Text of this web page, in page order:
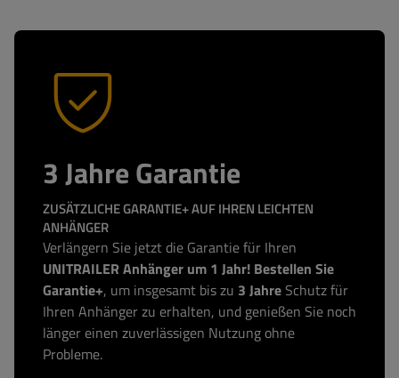
3 Jahre Garantie
ZUSÄTZLICHE GARANTIE+ AUF IHREN LEICHTEN
ANHÄNGER
Verlängern Sie jetzt die Garantie für Ihren
UNITRAILER Anhänger um 1 Jahr! Bestellen Sie
Garantie+, um insgesamt bis zu 3 Jahre Schutz für
Ihren Anhänger zu erhalten, und genießen Sie noch
länger einen zuverlässigen Nutzung ohne
Probleme.